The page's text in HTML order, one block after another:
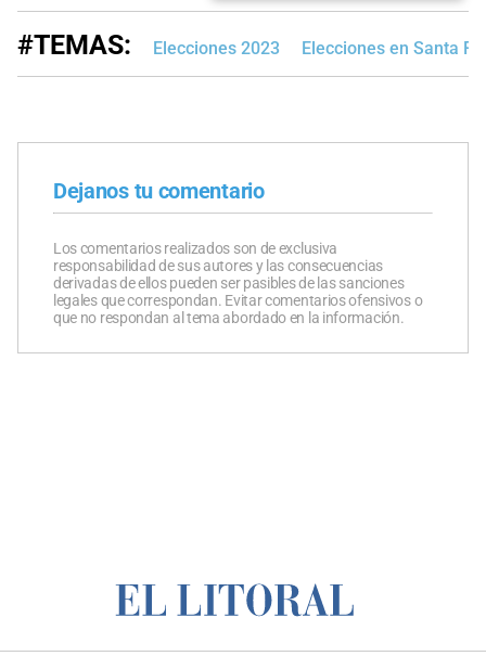
#TEMAS: Elecciones 2023 Elecciones en Santa Fe
Dejanos tu comentario
Los comentarios realizados son de exclusiva
responsabilidad de sus autores y las consecuencias
derivadas de ellos pueden ser pasibles de las sanciones
legales que correspondan. Evitar comentarios ofensivos o
que no respondan al tema abordado en la información.